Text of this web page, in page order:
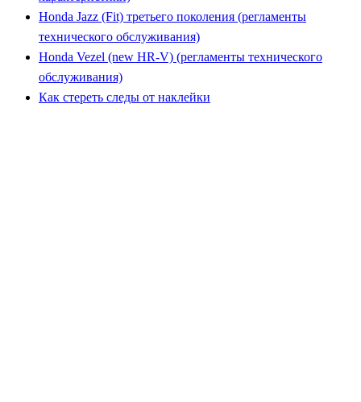
Honda Jazz (Fit) третьего поколения (регламенты
технического обслуживания)
Honda Vezel (new HR-V) (регламенты технического
обслуживания)
Как стереть следы от наклейки